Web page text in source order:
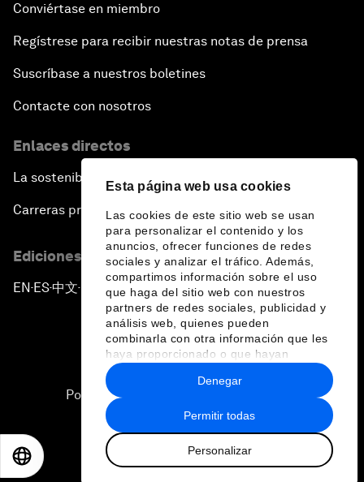
Esta página web usa cookies
Las cookies de este sitio web se usan
para personalizar el contenido y los
anuncios, ofrecer funciones de redes
sociales y analizar el tráfico. Además,
compartimos información sobre el uso
que haga del sitio web con nuestros
partners de redes sociales, publicidad y
análisis web, quienes pueden
combinarla con otra información que les
haya proporcionado o que hayan
recopilado a partir del uso que haya
hecho de sus servicios.
Permitir todas
Personalizar
Denegar
Conviértase en miembro
Regístrese para recibir nuestras notas de prensa
Suscríbase a nuestros boletines
Contacte con nosotros
Enlaces directos
La sostenibilidad en el Foro
Carreras profesionales
Ediciones en otros idiomas
EN ▪ES▪中文▪ 日本語
Política de privacidad y normas de uso
Sitemap
2026 Foro Económico Mundial